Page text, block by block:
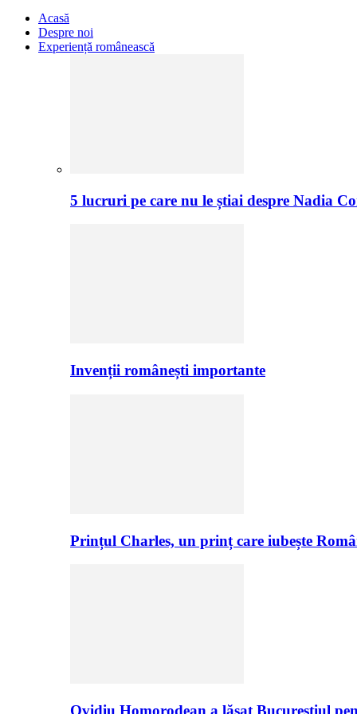
Acasă
Despre noi
Experiență românească
5 lucruri pe care nu le știai despre Nadia
Invenții românești importante
Prințul Charles, un prinț care iubește
Ovidiu Homorodean a lăsat Bucureștiul